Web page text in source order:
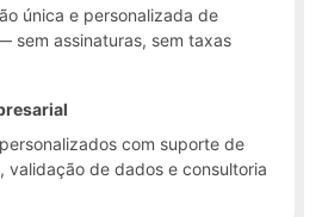
única e personalizada de
sem assinaturas, sem taxas
com suporte de
validação de dados e consultoria